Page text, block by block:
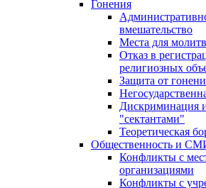
Гонения
вмешательство
Места для
Отказ в
религиозных
Защита от
Дискриминация
"сектантами"
Теоретическая
Общественность и
Конфликты с
организациями
Конфликты с